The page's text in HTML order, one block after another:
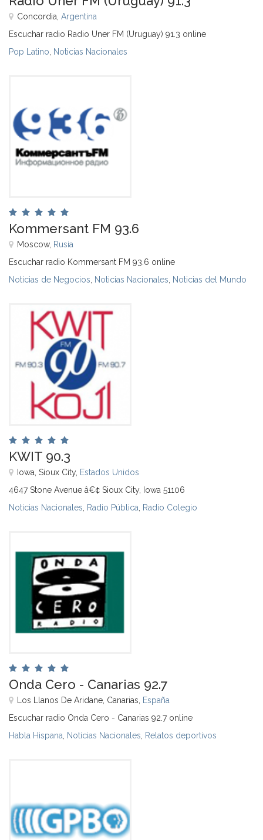
Concordia, Argentina
Escuchar radio Radio Uner FM (Uruguay) 91.3 online
Pop Latino Noticias Nacionales
Kommersant FM 93.6
Moscow, Rusia
Escuchar radio Kommersant FM 93.6 online
Noticias de Negocios Noticias Nacionales Noticias del Mundo
KWIT 90.3
Iowa, Sioux City, Estados Unidos
4647 Stone Avenue â€¢ Sioux City, Iowa 51106
Noticias Nacionales Radio Pública Radio Colegio
Onda Cero - Canarias 92.7
Los Llanos De Aridane, Canarias, España
Escuchar radio Onda Cero - Canarias 92.7 online
Habla Hispana Noticias Nacionales Relatos deportivos